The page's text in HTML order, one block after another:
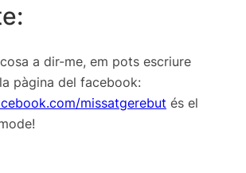
a dir-me, em pots escriure
pàgina del facebook:
missatgerebut és el